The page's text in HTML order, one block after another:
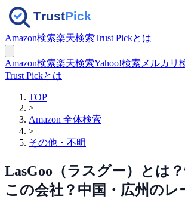
Amazon検索楽天検索Trust Pickとは
Amazon検索楽天検索Yahoo!検索 メルカリ
Trust Pickとは
TOP
>
Amazon 全体検索
>
その他・不明
LasGoo（ラスグー）とは
この会社？中国・広州のレ